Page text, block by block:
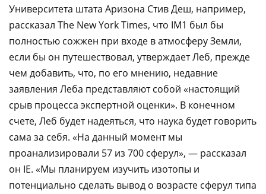
Университета штата Аризона Стив Деш, например,
рассказал The New York Times, что IM1 был бы
полностью сожжен при входе в атмосферу Земли,
если бы он путешествовал, утверждает Леб, прежде
чем добавить, что, по его мнению, недавние
заявления Леба представляют собой «настоящий
срыв процесса экспертной оценки». В конечном
счете, Леб будет надеяться, что наука будет говорить
сама за себя. «На данный момент мы
проанализировали 57 из 700 сферул», — рассказал
он IE. «Мы планируем изучить изотопы и
потенциально сделать вывод о возрасте сферул типа